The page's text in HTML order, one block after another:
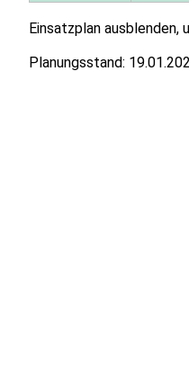
Einsatzplan ausblenden,
Planungsstand: